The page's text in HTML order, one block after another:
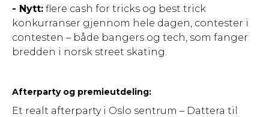
- Nytt: flere cash for tricks og best trick
konkurranser gjennom hele dagen, contester i
contesten – både bangers og tech, som fanger
bredden i norsk street skating.
Afterparty og premieutdeling:
Et realt afterparty i Oslo sentrum – Dattera til